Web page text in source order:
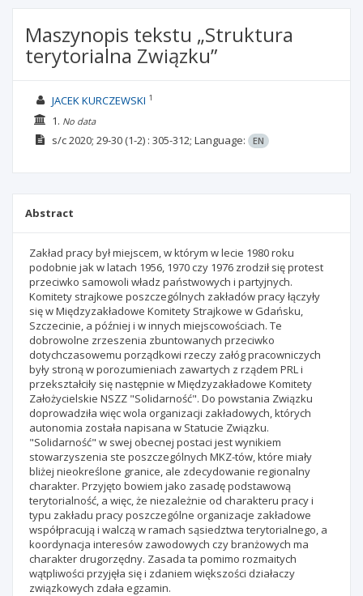
Maszynopis tekstu „Struktura
terytorialna Związku”
JACEK KURCZEWSKI 1
1. No data
s/c2020; 29-30(1-2) : 305-312; Language: EN
Abstract
Zakład pracy był miejscem, w którym w lecie 1980 roku
podobnie jak w latach 1956, 1970 czy 1976 zrodził się protest
przeciwko samowoli władz państwowych i partyjnych.
Komitety strajkowe poszczególnych zakładów pracy łączyły
się w Międzyzakładowe Komitety Strajkowe w Gdańsku,
Szczecinie, a później i w innych miejscowościach. Te
dobrowolne zrzeszenia zbuntowanych przeciwko
dotychczasowemu porządkowi rzeczy załóg pracowniczych
były stroną w porozumieniach zawartych z rządem PRL i
przekształciły się następnie w Międzyzakładowe Komitety
Założycielskie NSZZ "Solidarność". Do powstania Związku
doprowadziła więc wola organizacji zakładowych, których
autonomia została napisana w Statucie Związku.
"Solidarność" w swej obecnej postaci jest wynikiem
stowarzyszenia ste poszczególnych MKZ-tów, które miały
bliżej nieokreślone granice, ale zdecydowanie regionalny
charakter. Przyjęto bowiem jako zasadę podstawową
terytorialność, a więc, że niezależnie od charakteru pracy i
typu zakładu pracy poszczególne organizacje zakładowe
współpracują i walczą w ramach sąsiedztwa terytorialnego, a
koordynacja interesów zawodowych czy branżowych ma
charakter drugorzędny. Zasada ta pomimo rozmaitych
wątpliwości przyjęła się i zdaniem większości działaczy
związkowych zdała egzamin.